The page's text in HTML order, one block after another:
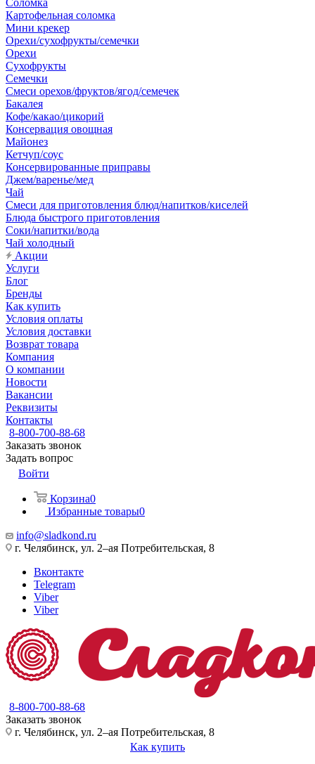
Соломка
Картофельная соломка
Мини крекер
Орехи/сухофрукты/семечки
Орехи
Сухофрукты
Семечки
Смеси орехов/фруктов/ягод/семечек
Бакалея
Кофе/какао/цикорий
Консервация овощная
Майонез
Кетчуп/соус
Консервированные приправы
Джем/варенье/мед
Чай
Смеси для приготовления блюд/напитков/киселей
Блюда быстрого приготовления
Соки/напитки/вода
Чай холодный
Акции
Услуги
Блог
Бренды
Как купить
Условия оплаты
Условия доставки
Возврат товара
Компания
О компании
Новости
Вакансии
Реквизиты
Контакты
8-800-700-88-68
Заказать звонок
Задать вопрос
Войти
Корзина0
Избранные товары0
info@sladkond.ru
г. Челябинск, ул. 2–ая Потребительская, 8
Вконтакте
Telegram
Viber
Viber
8-800-700-88-68
Заказать звонок
г. Челябинск, ул. 2–ая Потребительская, 8
Как купить